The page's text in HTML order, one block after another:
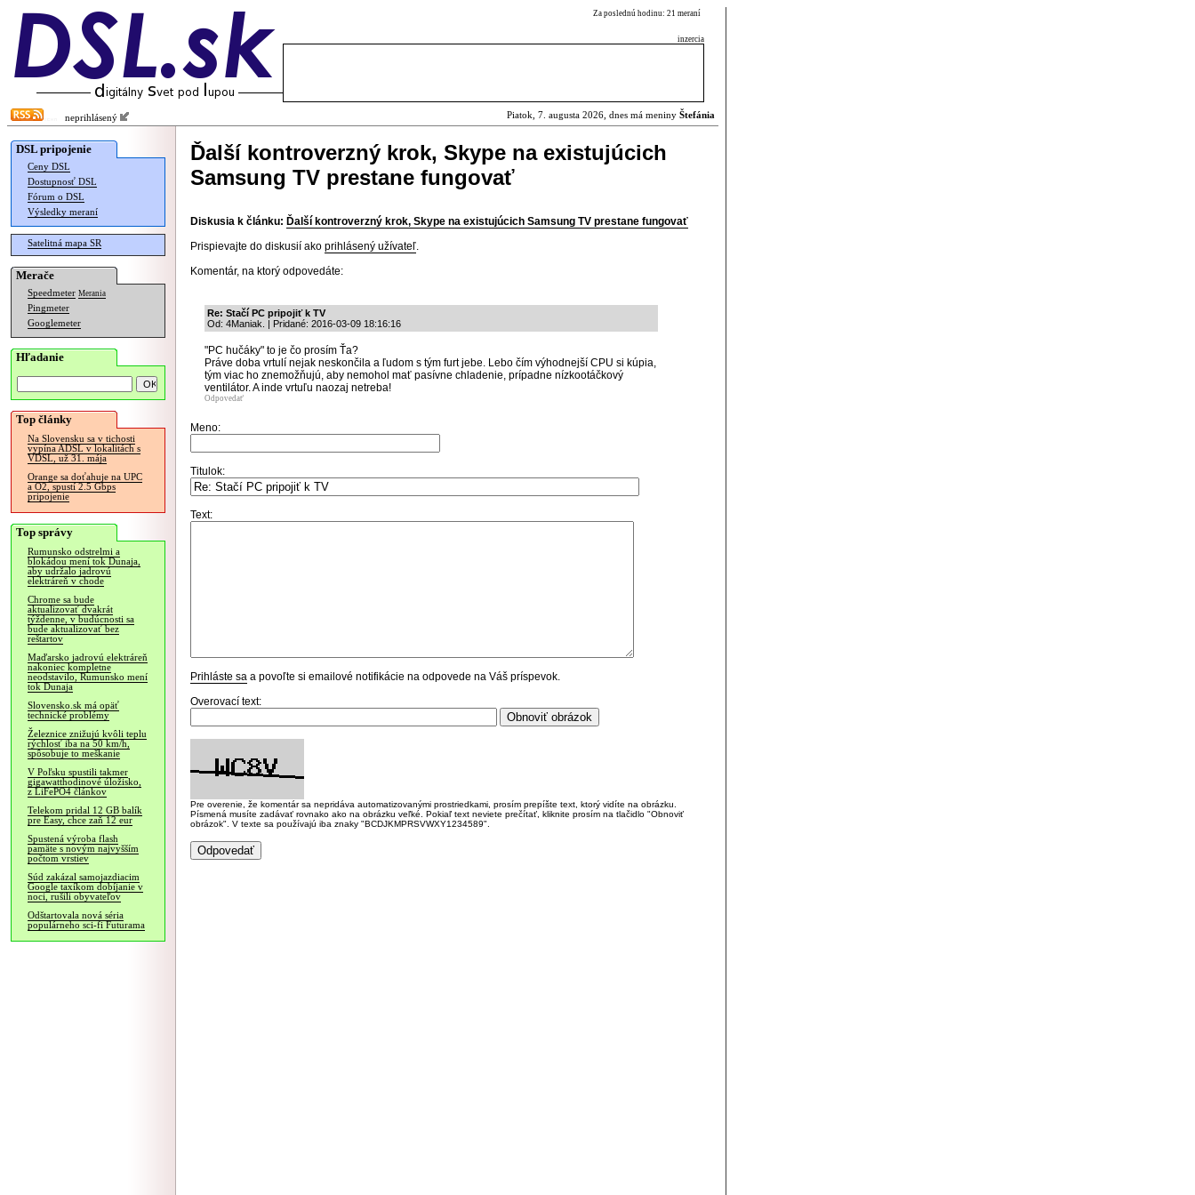
Za poslednú hodinu: 21 meraní
inzercia
neprihlásený Piatok, 7. augusta 2026, dnes má meniny Štefánia
DSL pripojenie
Ceny DSL
Dostupnosť DSL
Fórum o DSL
Výsledky meraní
Satelitná mapa SR
Merače
Speedmeter Merania
Pingmeter
Googlemeter
Hľadanie
Top články
Na Slovensku sa v tichosti
vypína ADSL v lokalitách s
VDSL, už 31. mája
Orange sa doťahuje na UPC
a O2, spustí 2.5 Gbps
pripojenie
Top správy
Rumunsko odstrelmi a
blokádou mení tok Dunaja,
aby udržalo jadrovú
elektráreň v chode
Chrome sa bude
aktualizovať dvakrát
týždenne, v budúcnosti sa
bude aktualizovať bez
reštartov
Maďarsko jadrovú elektráreň
nakoniec kompletne
neodstavilo, Rumunsko mení
tok Dunaja
Slovensko.sk má opäť
technické problémy
Železnice znižujú kvôli teplu
rýchlosť iba na 50 km/h,
spôsobuje to meškanie
V Poľsku spustili takmer
gigawatthodinové úložisko,
z LiFePO4 článkov
Telekom pridal 12 GB balík
pre Easy, chce zaň 12 eur
Spustená výroba flash
pamäte s novým najvyšším
počtom vrstiev
Súd zakázal samojazdiacim
Google taxíkom dobíjanie v
noci, rušili obyvateľov
Odštartovala nová séria
populárneho sci-fi Futurama
Ďalší kontroverzný krok, Skype na existujúcich
Samsung TV prestane fungovať
Diskusia k článku: Ďalší kontroverzný krok, Skype na existujúcich Samsung TV prestane fungovať
Prispievajte do diskusií ako prihlásený užívateľ.
Komentár, na ktorý odpovedáte:
Re: Stačí PC pripojiť k TV
Od: 4Maniak. | Pridané: 2016-03-09 18:16:16
"PC hučáky" to je čo prosím Ťa?
Práve doba vrtulí nejak neskončila a ľudom s tým furt jebe. Lebo čím výhodnejší CPU si kúpia,
tým viac ho znemožňujú, aby nemohol mať pasívne chladenie, prípadne nízkootáčkový
ventilátor. A inde vrtuľu naozaj netreba!
Odpovedať
Meno:
Titulok:
Text:
Prihláste sa a povoľte si emailové notifikácie na odpovede na Váš príspevok.
Overovací text:
Pre overenie, že komentár sa nepridáva automatizovanými prostriedkami, prosím prepíšte text, ktorý vidíte na obrázku.
Písmená musíte zadávať rovnako ako na obrázku veľké. Pokiaľ text neviete prečítať, kliknite prosím na tlačidlo "Obnoviť
obrázok". V texte sa používajú iba znaky "BCDJKMPRSVWXY1234589".